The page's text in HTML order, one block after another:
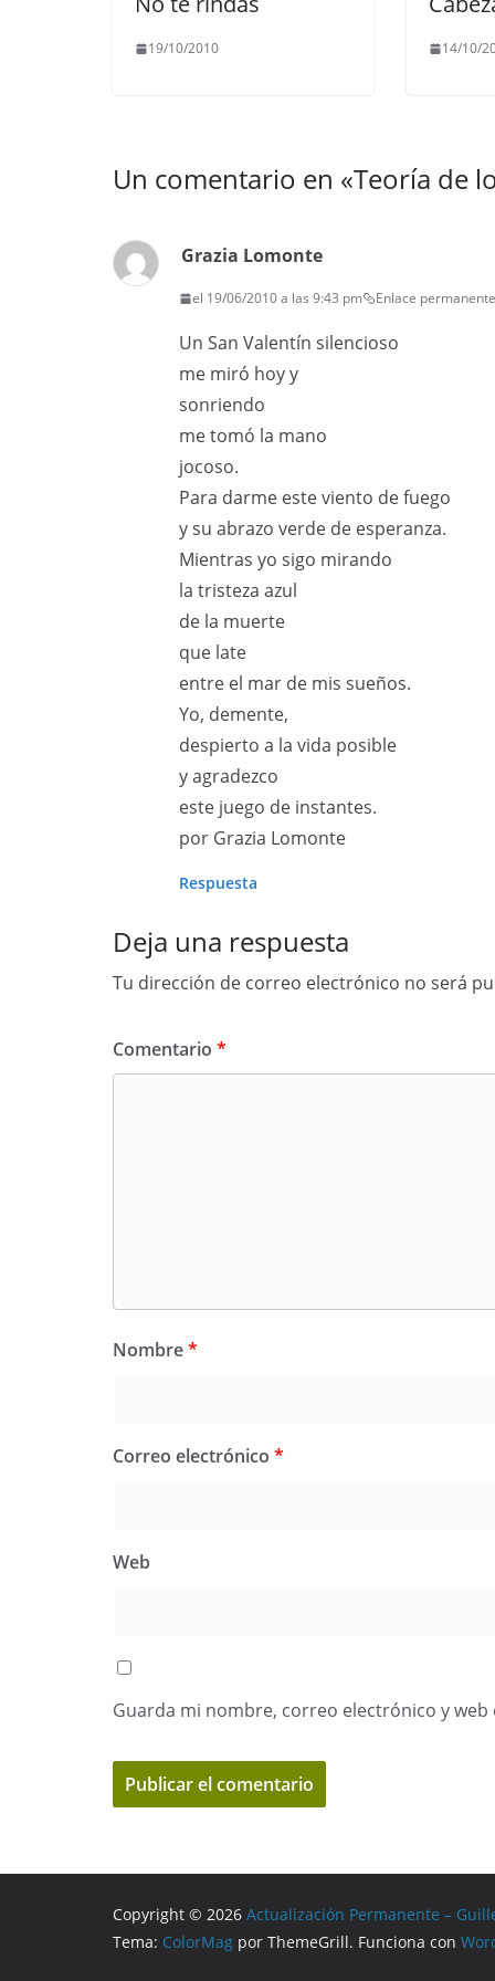
19/10/2010 14/10/
Un comentario en «Teoría de
Grazia Lomonte
el 19/06/2010 a las 9:43 pm Enlace permanente
Un San Valentín silencioso
me miró hoy y
sonriendo
me tomó la mano
jocoso.
Para darme este viento de fuego
y su abrazo verde de esperanza.
Mientras yo sigo mirando
la tristeza azul
de la muerte
que late
entre el mar de mis sueños.
Yo, demente,
despierto a la vida posible
y agradezco
este juego de instantes.
por Grazia Lomonte
Respuesta
Deja una respuesta
Tu dirección de correo electrónico no será
Comentario *
Nombre*
Correo electrónico *
Web
Guarda mi nombre, correo electrónico y
Copyright © 2026 Actualización Permanente –
Tema: ColorMag por ThemeGrill. Funciona con